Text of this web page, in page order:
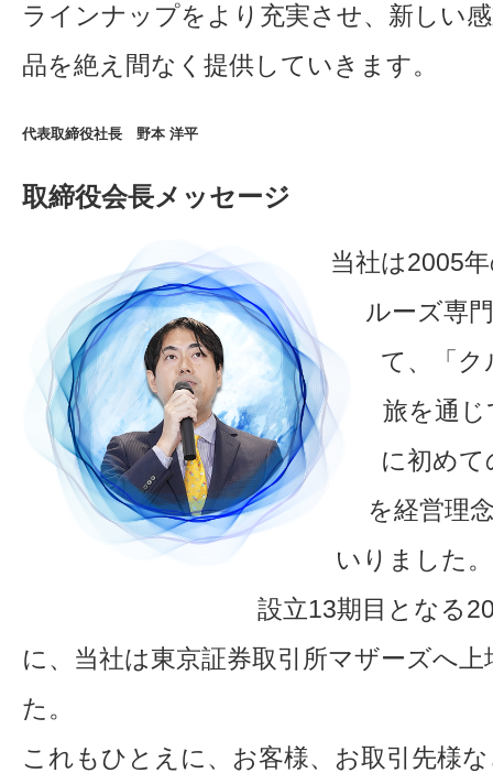
ラインナップをより充実させ、新しい
品を絶え間なく提供していきます。
代表取締役社長 野本 洋平
取締役会長メッセージ
当社は2005
ルーズ専
て、「ク
旅を通
に初めて
を経営理
いりました。
設立13期目となる
に、当社は東京証券取引所マザーズへ
た。
これもひとえに、お客様、お取引先様